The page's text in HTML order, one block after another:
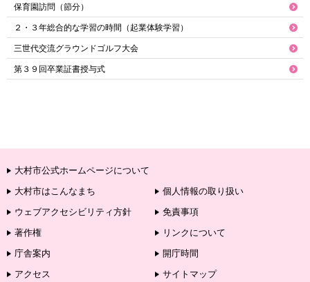
保育園訪問（節分）
２・３年総合的な学習の時間（起業体験学習）
三世代交流グラウンドゴルフ大会
第３９回卒業証書授与式
大村市公式ホームページについて
大村市はこんなまち
個人情報の取り扱い
ウェブアクセシビリティ方針
免責事項
著作権
リンクについて
庁舎案内
開庁時間
アクセス
サイトマップ